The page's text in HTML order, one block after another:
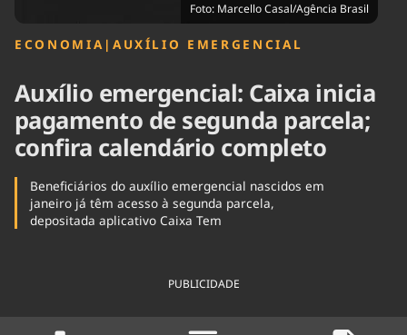
Foto: Marcello Casal/Agência Brasil
ECONOMIA | AUXÍLIO EMERGENCIAL
Auxílio emergencial: Caixa inicia
pagamento de segunda parcela;
confira calendário completo
Beneficiários do auxílio emergencial nascidos em
janeiro já têm acesso à segunda parcela,
depositada aplicativo Caixa Tem
PUBLICIDADE